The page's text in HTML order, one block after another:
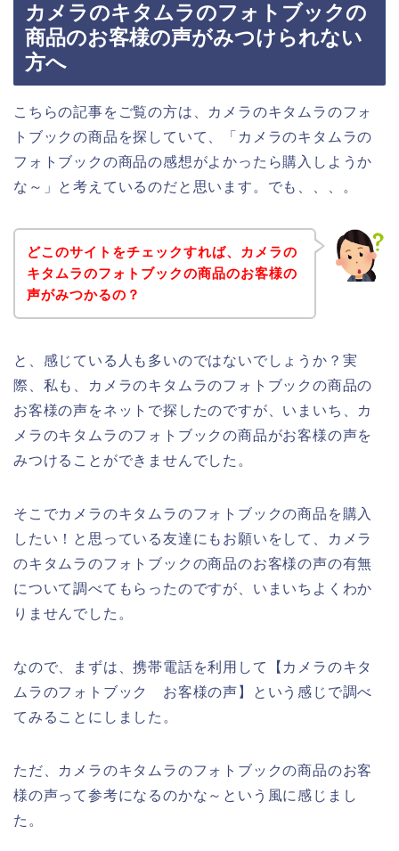
カメラのキタムラのフォトブックの
商品のお客様の声がみつけられない
方へ
こちらの記事をご覧の方は、カメラのキタムラのフォ
トブックの商品を探していて、「カメラのキタムラの
フォトブックの商品の感想がよかったら購入しようか
な～」と考えているのだと思います。でも、、、。
どこのサイトをチェックすれば、カメラの
キタムラのフォトブックの商品のお客様の
声がみつかるの？
と、感じている人も多いのではないでしょうか？実
際、私も、カメラのキタムラのフォトブックの商品の
お客様の声をネットで探したのですが、いまいち、カ
メラのキタムラのフォトブックの商品がお客様の声を
みつけることができませんでした。
そこでカメラのキタムラのフォトブックの商品を購入
したい！と思っている友達にもお願いをして、カメラ
のキタムラのフォトブックの商品のお客様の声の有無
について調べてもらったのですが、いまいちよくわか
りませんでした。
なので、まずは、携帯電話を利用して【カメラのキタ
ムラのフォトブック お客様の声】という感じで調べ
てみることにしました。
ただ、カメラのキタムラのフォトブックの商品のお客
様の声って参考になるのかな～という風に感じまし
た。